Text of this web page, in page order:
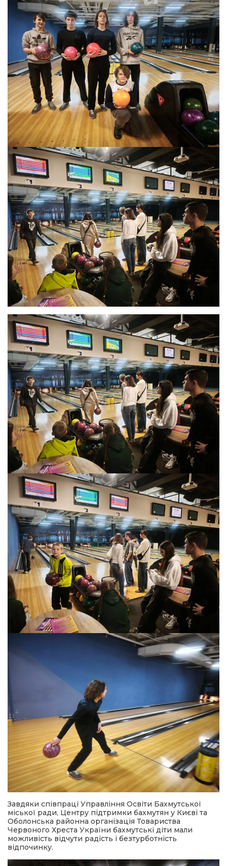
Завдяки співпраці Управління Освіти Бахмутської
міської ради, Центру підтримки бахмутян у Києві та
Оболонська районна організація Товариства
Червоного Хреста України бахмутські діти мали
можливість відчути радість і безтурботність
відпочинку.